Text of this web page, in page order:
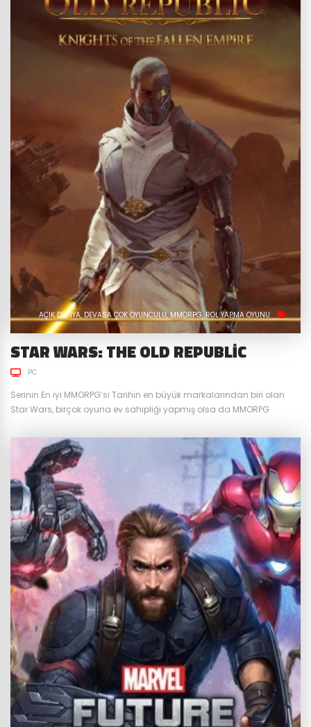
AÇIK DÜNYA DEVASA ÇOK OYUNCULU MMORPG ROL YAPMA OYUNU
STAR WARS: THE OLD REPUBLIC
PC
Serinin En iyi MMORPG’si Tarihin en büyük markalarından biri olan
Star Wars, birçok oyuna ev sahipliği yapmış olsa da MMORPG
yakalamıştır. 2011 Aralık ayında önce ücretli çıkış yapan oyun,
zaman içerisinde sektörün trendini yakalamak adına ücretsiz
hizmet vermeye başlamış ve günümüze kadar gelmiştir. Hala...